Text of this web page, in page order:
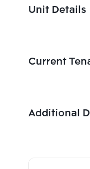
Unit Details
Current
Additional